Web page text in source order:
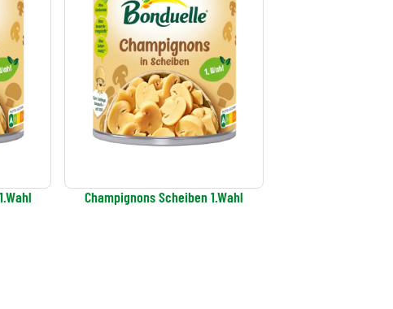
Champignons Scheiben 1.Wahl